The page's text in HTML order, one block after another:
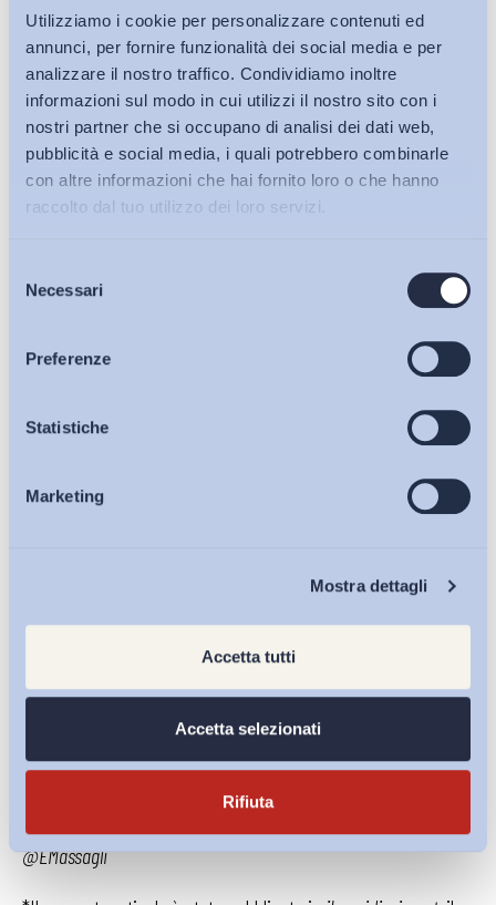
Utilizziamo i cookie per personalizzare contenuti ed
annunci, per fornire funzionalità dei social media e per
analizzare il nostro traffico. Condividiamo inoltre
informazioni sul modo in cui utilizzi il nostro sito con i
nostri partner che si occupano di analisi dei dati web,
pubblicità e social media, i quali potrebbero combinarle
con altre informazioni che hai fornito loro o che hanno
raccolto dal tuo utilizzo dei loro servizi.
delNecessari
Preferenze
Statistiche
Marketing
Mostra dettagli
Accetta tutti
Accetta selezionati
Rifiuta
Bollettini ADAPT
Articoli
Osservatori
Eventi
fattori incidono sula debolezza dell’istituto.
Il vero problema pare però un altro: il valore che
imprese e lavoratori assegnano alla formazione.
Paradossalmente, per molti il limite del contratto di
apprendistato è la sua caratteristica distintiva: la formazione
professionalizzante appunto. E’ chiaro che se non si individua
nel costante aggiornamento di conoscenze e competenze la
del lavoro che sarà sempre più discontinuo e variabile, a nulla
serve sacrificare una (piccola, in Italia!) parte dello stipendio
procedure di certificazione della formazione effettuata
rispetto al miglioramento del c.d. capitale umano derivante da
processi formativi correttamente strutturati e seriamente
svolti, certamente meglio cercare di tornare al vecchio
ingresso in impresa fiscalmente sostenuta, senza vicoli
Proprio questo pare essere il disegno contenuto nel
in questo ambito pare essere un timido progetto al ribasso.
@EMassagli